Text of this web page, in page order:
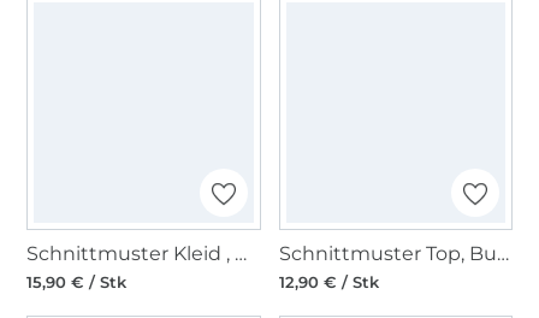
Schnittmuster Kleid , Hängerkleid , Top , Passe, Burda 6532
15,90 € / Stk
Schnittmuster Top, Burda 6501
12,90 € / Stk